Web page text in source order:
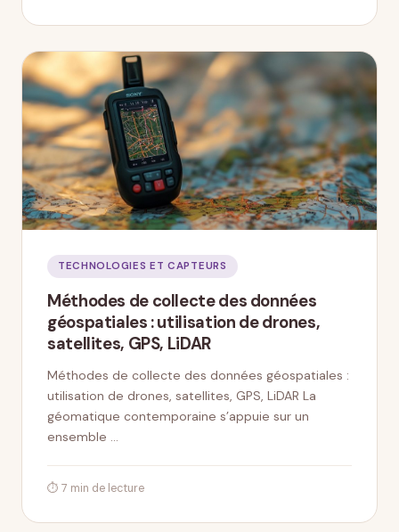
TECHNOLOGIES ET CAPTEURS
Méthodes de collecte des données
géospatiales : utilisation de drones,
satellites, GPS, LiDAR
Méthodes de collecte des données géospatiales :
utilisation de drones, satellites, GPS, LiDAR La
géomatique contemporaine s’appuie sur un
ensemble …
⏱ 7 min de lecture